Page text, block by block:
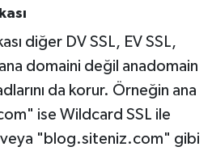
diğer DV SSL, EV SSL,
domaini değil anadomain
da korur. Örneğin ana
ise Wildcard SSL ile
"blog.siteniz.com" gibi